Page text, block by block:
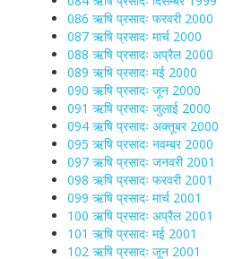
086 ऋषि प्रसादः फरवरी 2000
087 ऋषि प्रसादः मार्च 2000
088 ऋषि प्रसादः अप्रैल 2000
089 ऋषि प्रसादः मई 2000
090 ऋषि प्रसादः जून 2000
091 ऋषि प्रसादः जुलाई 2000
094 ऋषि प्रसादः अक्तूबर 2000
095 ऋषि प्रसादः नवम्बर 2000
097 ऋषि प्रसादः जनवरी 2001
098 ऋषि प्रसादः फरवरी 2001
099 ऋषि प्रसादः मार्च 2001
100 ऋषि प्रसादः अप्रैल 2001
101 ऋषि प्रसादः मई 2001
102 ऋषि प्रसादः जून 2001